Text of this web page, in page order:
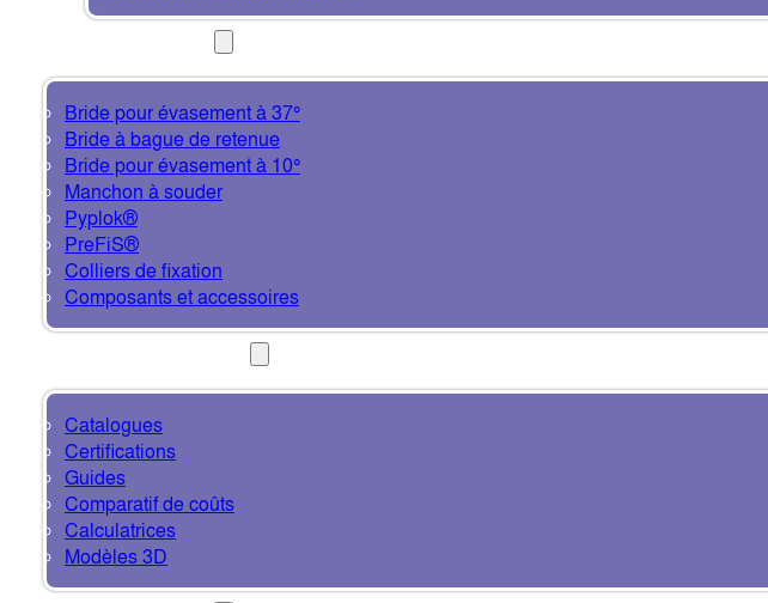
Bride pour évasement à 37°
Bride à bague de retenue
Bride pour évasement à 10°
Manchon à souder
Pyplok®
PreFiS®
Colliers de fixation
Composants et accessoires
Catalogues
Certifications
Guides
Comparatif de coûts
Calculatrices
Modèles 3D